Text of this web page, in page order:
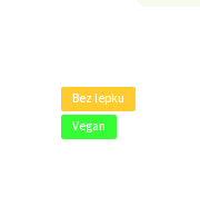
Bez lepku
Vegan